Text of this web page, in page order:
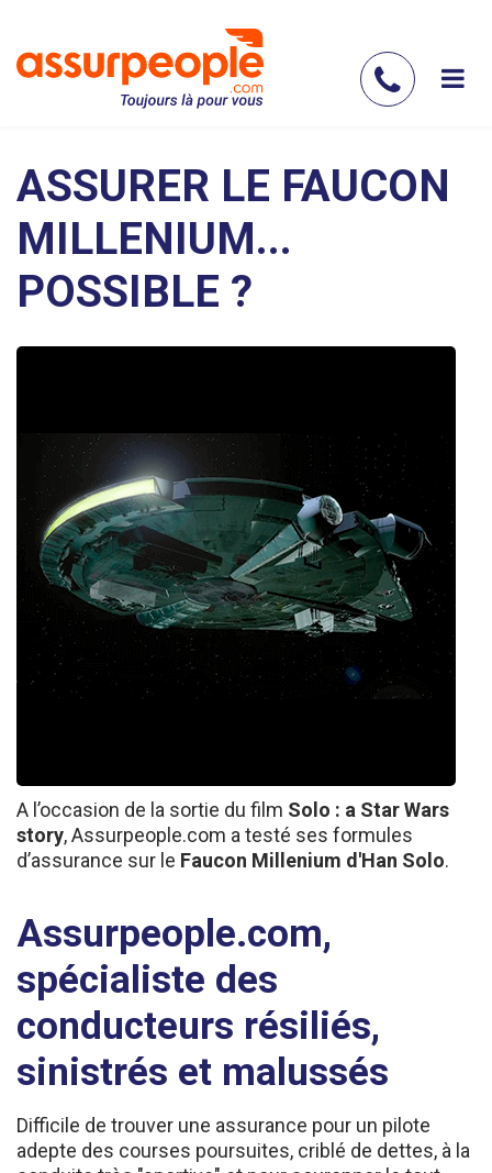
contenu
nous
ASSURER LE FAUCON
MILLENIUM...
POSSIBLE ?
A l’occasion de la sortie du film Solo : a Star Wars
story, Assurpeople.com a testé ses formules
d’assurance sur le Faucon Millenium d'Han Solo.
Assurpeople.com,
spécialiste des
conducteurs résiliés,
sinistrés et malussés
Difficile de trouver une assurance pour un pilote
adepte des courses poursuites, criblé de dettes, à la